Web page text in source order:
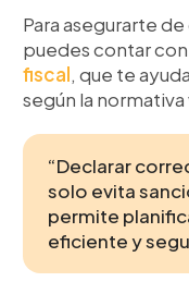
Para asegurarte
puedes contar
fiscal, que te
según la
“Declarar
solo evita
permite
eficiente y